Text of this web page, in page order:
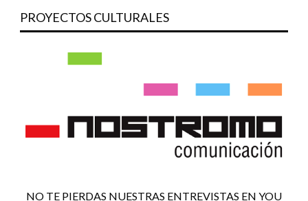
PROYECTOS CULTURALES
NO TE PIERDAS NUESTRAS ENTREVISTAS EN YOU